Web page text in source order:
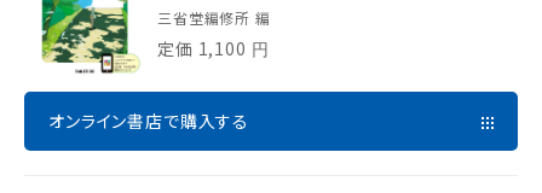
三省堂編修所 編
定価 1,100 円
オンライン書店で購入する